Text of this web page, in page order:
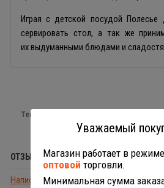
Играя с детской посудой Полесье
сервировать стол, а так же
их выдуманными блюдами и
Теги:
ОТЗЫВЫ (0)
Написать отзыв
Уважаемый
Магазин работает в
оптовой торговли.
Минимальная сумма